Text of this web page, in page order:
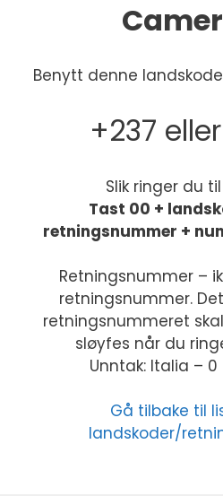
Benytt denne
+237
Slik ringer du
Tast 00 +
retningsnummer +
Retningsnummer –
retningsnummer.
retningsnummeret
sløyfes når du
Unntak: Italia – 0
Gå tilbake til
landskoder/